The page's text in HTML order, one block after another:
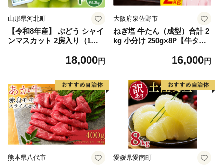
山形県河北町
【令和8年産】 ぶどう シャイ
ンマスカット 2房入り（1房6
産【山形eLab】 ka074-023-r
18,000円
大阪府泉佐野市
ねぎ塩 牛たん（成型）合計 2
kg 小分け 250g×8P【牛タン
16,000円
熊本県八代市 愛媛県愛南町